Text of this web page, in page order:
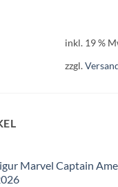
inkl. 19 %
zzgl.
Marvel Captain